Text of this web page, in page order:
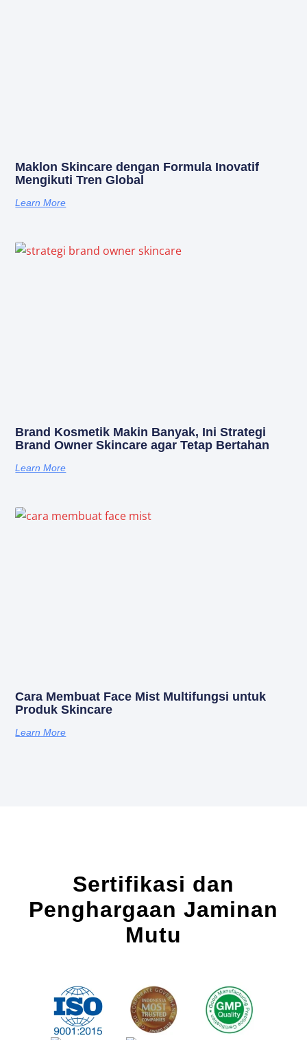
Maklon Skincare dengan Formula Inovatif
Mengikuti Tren Global
Learn More
Brand Kosmetik Makin Banyak, Ini Strategi
Brand Owner Skincare agar Tetap Bertahan
Learn More
Cara Membuat Face Mist Multifungsi untuk
Produk Skincare
Learn More
Sertifikasi dan
Penghargaan Jaminan
Mutu